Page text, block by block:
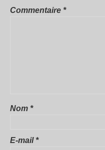
Commentaire *
Nom *
E-mail*